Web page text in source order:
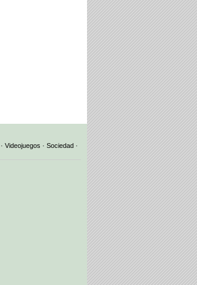
· Videojuegos · Sociedad ·